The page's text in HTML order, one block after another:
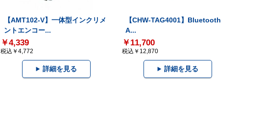
【AMT102-V】一体型インクリメ
ントエンコー...
￥4,339
税込￥4,772
詳細を見る
【CHW-TAG4001】Bluetooth
A...
￥11,700
税込￥12,870
詳細を見る